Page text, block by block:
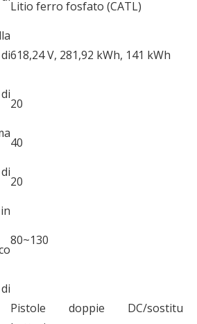
Litio ferro fosfato (CATL)
618,24 V, 281,92 kWh, 141 kWh
20
40
20
80~130
Pistole doppie DC/